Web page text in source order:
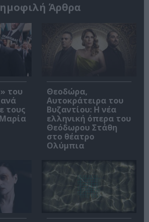
Άρθρα
του
τους
Θεοδώρα,
Αυτοκράτειρα του
Βυζαντίου: Η νέα
ελληνική όπερα του
Θεόδωρου Στάθη
στο θέατρο
Ολύμπια